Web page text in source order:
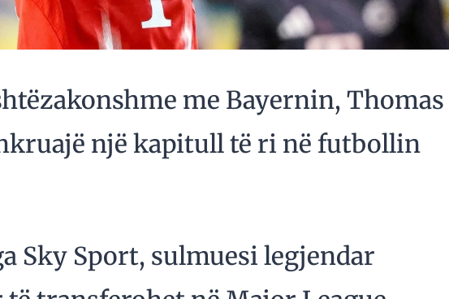
me Bayernin, Thomas
një kapitull të ri në futbollin
Sky Sport, sulmuesi legjendar